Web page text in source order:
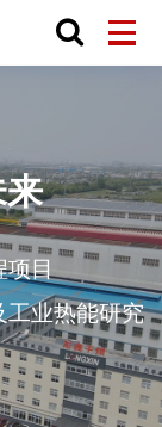
目
工业热能研究